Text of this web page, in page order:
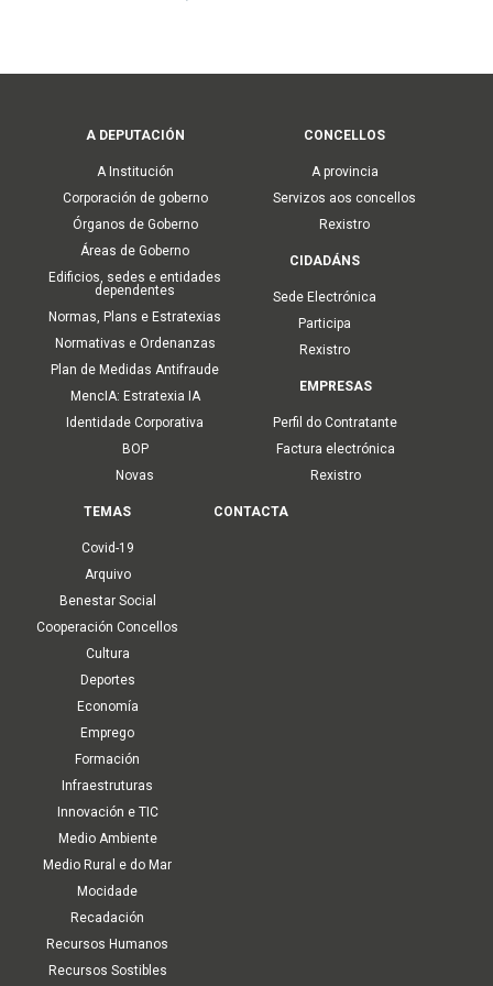
navigation
A DEPUTACIÓN
A Institución
Corporación de goberno
Órganos de Goberno
Áreas de Goberno
Edificios, sedes e entidades
dependentes
Normas, Plans e Estratexias
Normativas e Ordenanzas
Plan de Medidas Antifraude
MencIA: Estratexia IA
Identidade Corporativa
BOP
Novas
CONCELLOS
A provincia
Servizos aos concellos
Rexistro
CIDADÁNS
Sede Electrónica
Participa
Rexistro
EMPRESAS
Perfil do Contratante
Factura electrónica
Rexistro
TEMAS
Covid-19
Arquivo
Benestar Social
Cooperación Concellos
Cultura
Deportes
Economía
Emprego
Formación
Infraestruturas
Innovación e TIC
Medio Ambiente
Medio Rural e do Mar
Mocidade
Recadación
Recursos Humanos
Recursos Sostibles
CONTACTA